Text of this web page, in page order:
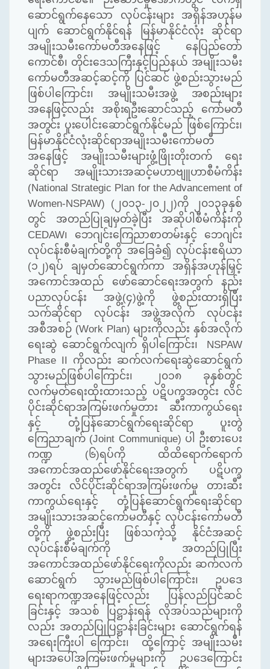
ဆောင်ရွက်နေသော လုပ်ငန်းများ အရှိန်အဟုန်မ
ပျက် ဆောင်ရွက်နိုင်ရန် မြန်မာနိုင်ငံလုံး ဆိုင်ရာ
အမျိုးသမီးကော်မတီအနေဖြင့် နေပြည်တော်
ကောင်စီ၊ တိုင်းဒေသကြီးနှင့်ပြည်နယ် အမျိုးသမီး
ကော်မတီအဆင့်ဆင့်ကို ပြင်ဆင် ဖွဲ့စည်းသွားမည်
ဖြစ်ပါကြောင်း၊ အမျိုးသမီးအဖွဲ့ အစည်းများ
အနေဖြင့်လည်း အစိုးရဦးဆောင်သည့် ကော်မတီ
အတွင်း ပူးပေါင်းဆောင်ရွက်နိုင်မည် ဖြစ်ကြောင်း၊
မြန်မာနိုင်ငံလုံးဆိုင်ရာအမျိုးသမီးကော်မတီ
အနေဖြင့် အမျိုးသမီးများဖွံ့ဖြိုးတိုးတက် ရေး
ဆိုင်ရာ အမျိုးသားအဆင့်မဟာဗျူဟာစီမံကိန်း
(National Strategic Plan for the Advancement of
Women-NSPAW) (၂၀၁၃-၂၀၂၂)ကို ၂၀၁၃ခုနှစ်
တွင် အတည်ပြုချမှတ်ခဲ့ပြီး အဆိုပါစီမံကိန်းကို
CEDAW၊ ဘေဂျင်းကြေညာစာတမ်းနှင့် ဘေဂျင်း
လုပ်ငန်းစီမံချက်တို့ကို အခြေခံ၍ လုပ်ငန်းဧရိယာ
(၁၂)ရပ် ချမှတ်ဆောင်ရွက်ကာ အရှိန်အဟုန်မြှင့်
အကောင်အထည် ဖော်ဆောင်ရေးအတွက် နည်း
ပညာလုပ်ငန်း အဖွဲ့(၄)ဖွဲ့ကို ဖွဲ့စည်းထားရှိပြီး
သက်ဆိုင်ရာ လုပ်ငန်း အဖွဲ့အလိုက် လုပ်ငန်း
အစီအစဉ် (Work Plan) များကိုလည်း နှစ်အလိုက်
ရေးဆွဲ ဆောင်ရွက်လျက် ရှိပါကြောင်း၊ NSPAW
Phase II ကိုလည်း ဆက်လက်ရေးဆွဲဆောင်ရွက်
သွားမည်ဖြစ်ပါကြောင်း၊ ၂၀၁၈ ခုနှစ်တွင်
လက်မှတ်ရေးထိုးထားသည့် ပဋိပက္ခအတွင်း လိင်
ပိုင်းဆိုင်ရာအကြမ်းဖက်မှုတား ဆီးကာကွယ်ရေး
နှင့် တုံ့ပြန်ဆောင်ရွက်ရေးဆိုင်ရာ ပူးတွဲ
ကြေညာချက် (Joint Communique) ပါ ဦးစားပေး
ကဏ္ဍ (၆)ရပ်ကို ထိထိရောက်ရောက်
အကောင်အထည်ဖော်နိုင်ရေးအတွက် ပဋိပက္ခ
အတွင်း လိင်ပိုင်းဆိုင်ရာအကြမ်းဖက်မှု တားဆီး
ကာကွယ်ရေးနှင့် တုံ့ပြန်ဆောင်ရွက်ရေးဆိုင်ရာ
အမျိုးသားအဆင့်ကော်မတီနှင့် လုပ်ငန်းကော်မတီ
တို့ကို ဖွဲ့စည်းပြီး ဖြစ်သကဲ့သို့ နိုင်ငံအဆင့်
လုပ်ငန်းစီမံချက်ကို အတည်ပြုပြီး
အကောင်အထည်ဖော်နိုင်ရေးကိုလည်း ဆက်လက်
ဆောင်ရွက် သွားမည်ဖြစ်ပါကြောင်း၊ ဥပဒေ
ရေးရာကဏ္ဍအနေဖြင့်လည်း ပြန်လည်ပြင်ဆင်
ခြင်းနှင့် အသစ် ပြဋ္ဌာန်းရန် လိုအပ်သည်များကို
လည်း အတည်ပြုပြဋ္ဌာန်းခြင်းများ ဆောင်ရွက်ရန်
အရေးကြီးပါ ကြောင်း၊ ထို့ကြောင့် အမျိုးသမီး
များအပေါ်အကြမ်းဖက်မှုများကို ဥပဒေကြောင်း